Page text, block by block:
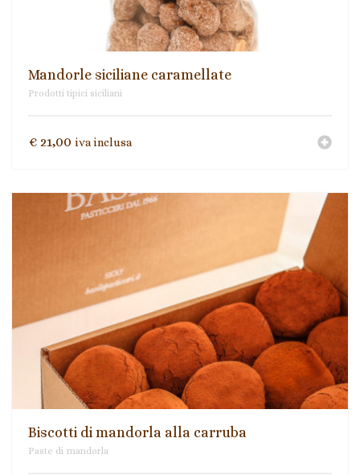
Mandorle siciliane caramellate
Prodotti tipici siciliani
€ 21,00 iva inclusa
Biscotti di mandorla alla carruba
Paste di mandorla